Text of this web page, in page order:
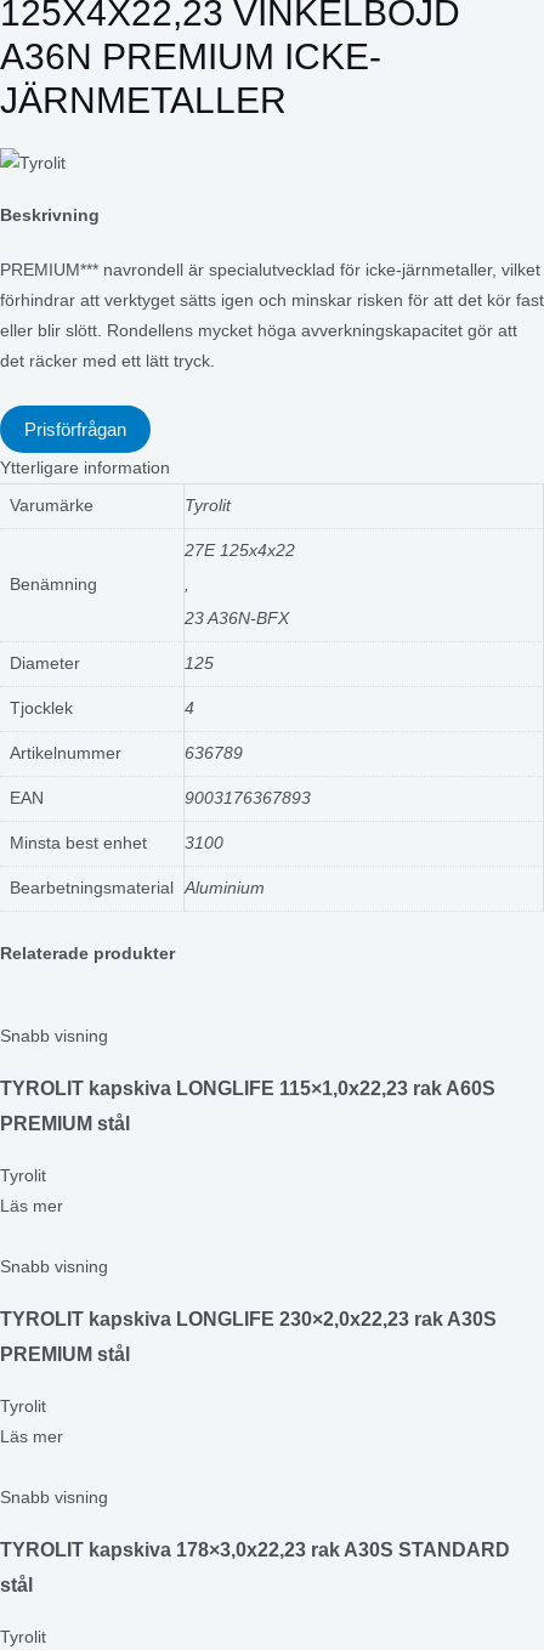
125X4X22,23 VINKELBÖJD
A36N PREMIUM ICKE-
JÄRNMETALLER
Beskrivning
PREMIUM*** navrondell är specialutvecklad för icke-järnmetaller, vilket
förhindrar att verktyget sätts igen och minskar risken för att det kör fast
eller blir slött. Rondellens mycket höga avverkningskapacitet gör att
det räcker med ett lätt tryck.
Prisförfrågan
Ytterligare information
Varumärke Tyrolit
Benämning
27E 125x4x22
,
23 A36N-BFX
Diameter 125
Tjocklek 4
Artikelnummer 636789
EAN 9003176367893
Minsta best enhet 3100
Bearbetningsmaterial Aluminium
Relaterade produkter
Snabb visning
TYROLIT kapskiva LONGLIFE 115×1,0x22,23 rak A60S
PREMIUM stål
Tyrolit
Läs mer
Snabb visning
TYROLIT kapskiva LONGLIFE 230×2,0x22,23 rak A30S
PREMIUM stål
Tyrolit
Läs mer
Snabb visning
TYROLIT kapskiva 178×3,0x22,23 rak A30S STANDARD
stål
Tyrolit